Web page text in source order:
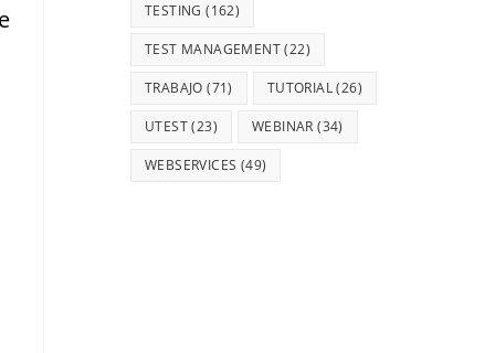
TESTING (162)
TEST MANAGEMENT(22)
TRABAJO (71) TUTORIAL(26)
UTEST(23) WEBINAR (34)
WEBSERVICES (49)